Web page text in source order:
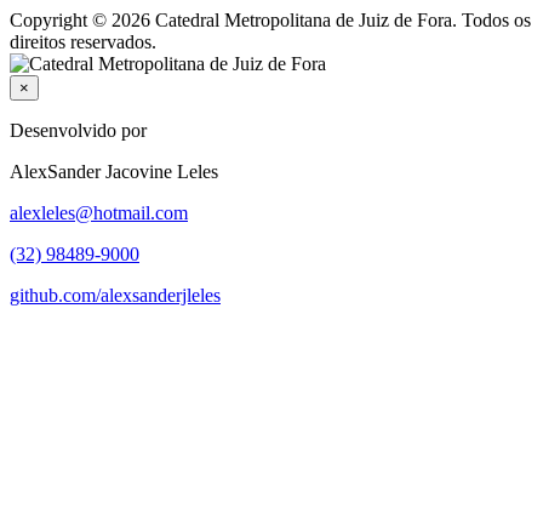
Copyright © 2026 Catedral Metropolitana de Juiz de Fora. Todos os
direitos reservados.
×
Desenvolvido por
AlexSander Jacovine Leles
alexleles@hotmail.com
(32) 98489-9000
github.com/alexsanderjleles